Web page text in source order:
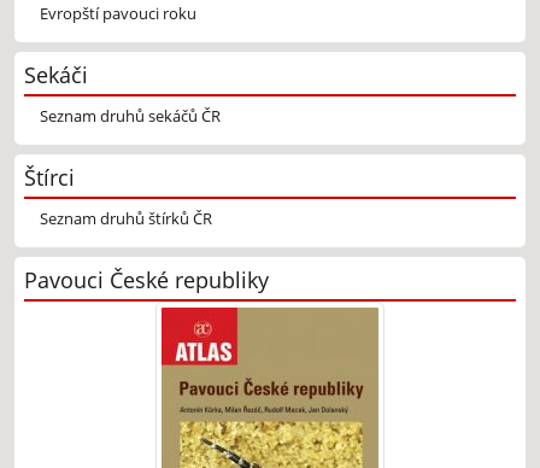
Evropští pavouci roku
Sekáči
Seznam druhů sekáčů ČR
Štírci
Seznam druhů štírků ČR
Pavouci České republiky